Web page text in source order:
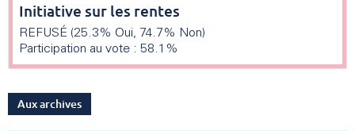
Initiative sur les rentes
REFUSÉ (25.3% Oui, 74.7% Non)
Participation au vote : 58.1%
Aux archives